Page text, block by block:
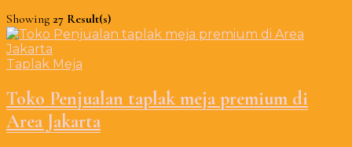
Showing 27 Result(s)
Taplak Meja
Toko Penjualan taplak meja premium di
Area Jakarta